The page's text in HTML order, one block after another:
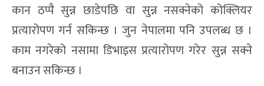
कान ठप्पै सुन्न छाडेपछि वा सुन्न नसक्नेको कोक्लियर
प्रत्यारोपण गर्न सकिन्छ । जुन नेपालमा पनि उपलब्ध छ ।
काम नगरेको नसामा डिभाइस प्रत्यारोपण गरेर सुन्न सक्ने
बनाउन सकिन्छ ।